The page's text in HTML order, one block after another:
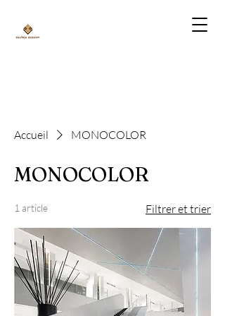
Accueil MONOCOLOR
MONOCOLOR
1 article Filtrer et trier